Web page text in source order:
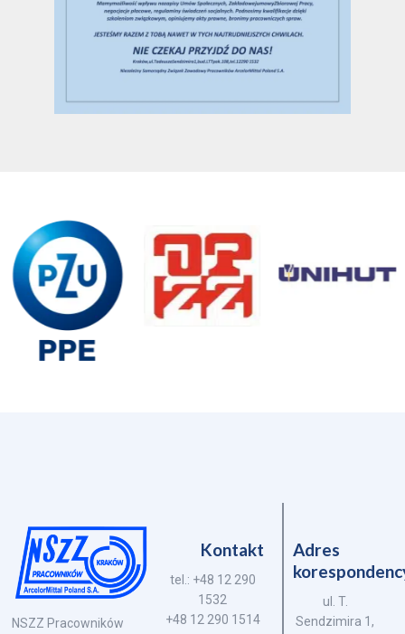
NSZZ Pracowników
Kontakt
tel.: +48 12 290
1532
+48 12 290 1514
Adres
ul. T.
Sendzimira 1,